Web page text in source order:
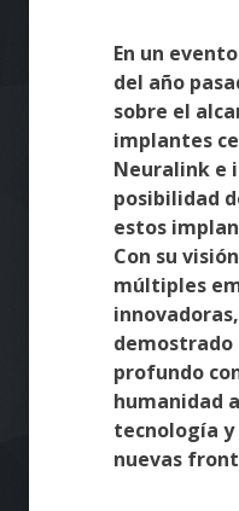
En un
del año
sobre el
implantes
Neuralink e
posibilidad
estos
Con su
múltiples
demostrado
profundo
humanidad
tecnología y
nuevas